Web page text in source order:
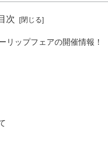
次
リップフェアの開催情報！